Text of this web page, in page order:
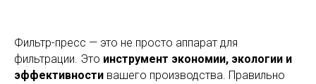
Фильтр-пресс — это не просто аппарат для
фильтрации. Это инструмент экономии, экологии и
эффективности вашего производства. Правильно